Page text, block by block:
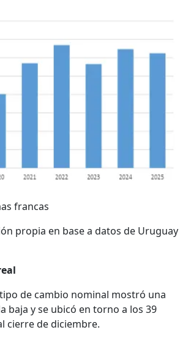
francas
propia en base a datos de Uruguay
de cambio nominal mostró una
baja y se ubicó en torno a los 39
cierre de diciembre.